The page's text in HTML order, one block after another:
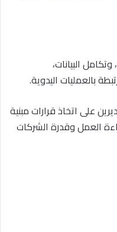
البيانات،
بالعمليات اليدوية.
على اتخاذ قرارات مبنية
العمل وقدرة الشركات